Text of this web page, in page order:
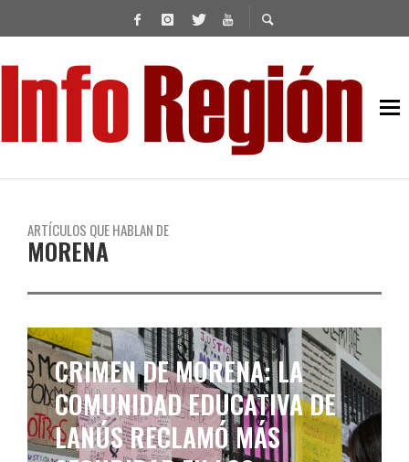
ARTÍCULOS QUE HABLAN DE
MORENA
ABRAZO SIMBÓLICO A LA
ESCUELA DE LANÚS A LA QUE
IBA MORENA